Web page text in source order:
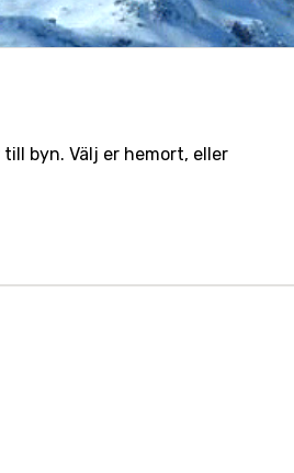
byn. Välj er hemort, eller